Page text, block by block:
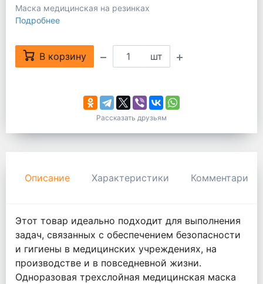
Маска медицинская на резинках
Подробнее
В корзину шт
Рассказать друзьям
Описание Характеристики Комментарии
Этот товар идеально подходит для выполнения
задач, связанных с обеспечением безопасности
и гигиены в медицинских учреждениях, на
производстве и в повседневной жизни.
Одноразовая трехслойная медицинская маска